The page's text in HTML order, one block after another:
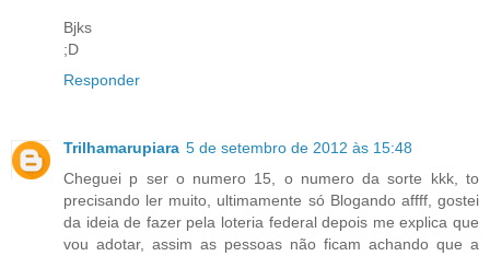
Bjks
;D
Responder
Trilhamarupiara 5 de setembro de 2012 às 15:48
Cheguei p ser o numero 15, o numero da sorte kkk, to
precisando ler muito, ultimamente só Blogando affff, gostei
da ideia de fazer pela loteria federal depois me explica que
vou adotar, assim as pessoas não ficam achando que a